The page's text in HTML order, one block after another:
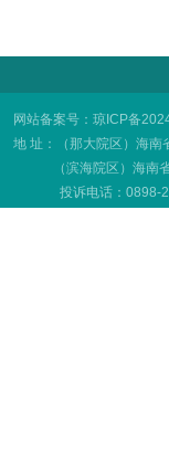
网站备案号：琼ICP备
地 址：（那大院区）
（滨海院区）海南省
投诉电话：0898-